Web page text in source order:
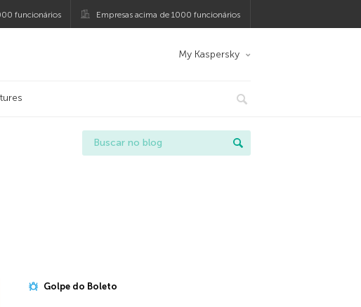
funcionários Empresas acima de 1000 funcionários
My Kaspersky
Golpe do Boleto